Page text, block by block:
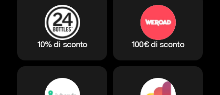
10% di sconto 100€ di sconto